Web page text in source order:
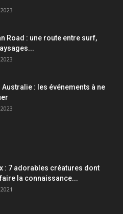
Road : une route entre surf,
: les événements à ne
: 7 adorables créatures dont
la connaissance...